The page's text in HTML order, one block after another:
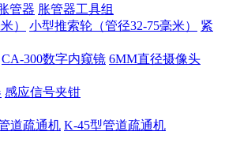
管器 胀管器工具组
） 小型推索轮（管径32-75毫米）
紧
CA-300数字内窥镜 6MM直径摄像头
感应信号夹钳
道疏通机 K-45型管道疏通机